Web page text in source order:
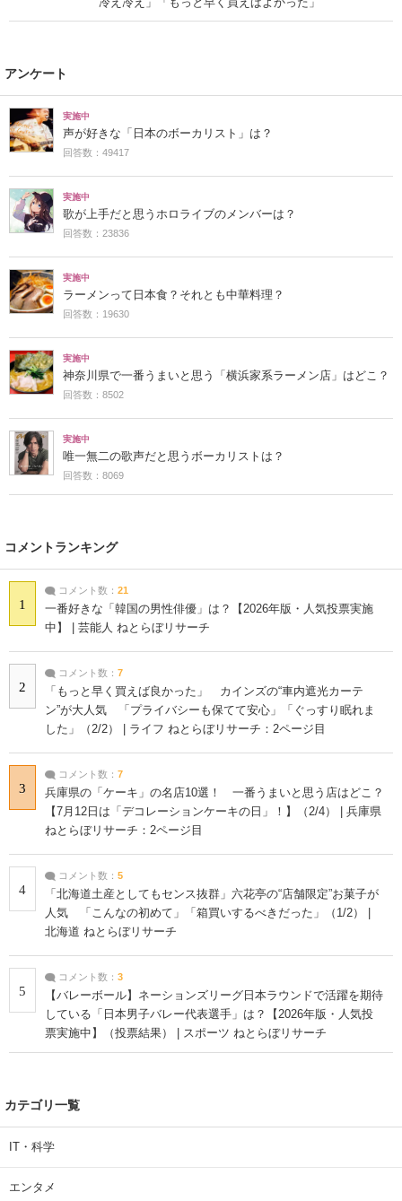
アンケート
実施中
声が好きな「日本のボーカリスト」は？
回答数：49417
実施中
歌が上手だと思うホロライブのメンバーは？
回答数：23836
実施中
ラーメンって日本食？それとも中華料理？
回答数：19630
実施中
神奈川県で一番うまいと思う「横浜家系ラーメン店」はどこ？
回答数：8502
実施中
唯一無二の歌声だと思うボーカリストは？
回答数：8069
コメントランキング
1
コメント数： 21
一番好きな「韓国の男性俳優」は？【2026年版・人気投票実施
中】 | 芸能人 ねとらぼリサーチ
2
コメント数： 7
「もっと早く買えば良かった」 カインズの“車内遮光カーテ
ン”が大人気 「プライバシーも保てて安心」「ぐっすり眠れま
した」（2/2） | ライフ ねとらぼリサーチ：2ページ目
3
コメント数： 7
兵庫県の「ケーキ」の名店10選！ 一番うまいと思う店はどこ？
【7月12日は「デコレーションケーキの日」！】（2/4） | 兵庫県
ねとらぼリサーチ：2ページ目
4
コメント数： 5
「北海道土産としてもセンス抜群」六花亭の“店舗限定”お菓子が
人気 「こんなの初めて」「箱買いするべきだった」（1/2） |
北海道 ねとらぼリサーチ
5
コメント数： 3
【バレーボール】ネーションズリーグ日本ラウンドで活躍を期待
している「日本男子バレー代表選手」は？【2026年版・人気投
票実施中】（投票結果） | スポーツ ねとらぼリサーチ
カテゴリ一覧
IT・科学
エンタメ